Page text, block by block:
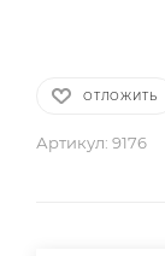
ОТЛОЖИТЬ
Артикул: 9176